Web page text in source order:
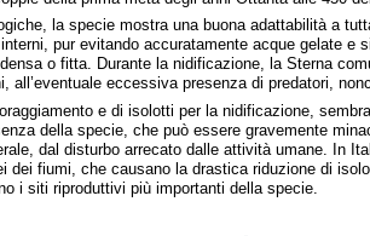
la specie mostra una buona adattabilità a
pur evitando accuratamente acque gelate e
o fitta. Durante la nidificazione, la Sterna
all’eventuale eccessiva presenza di predatori,
e di isolotti per la nidificazione,
della specie, che può essere gravemente
dal disturbo arrecato dalle attività umane. In
dei fiumi, che causano la drastica riduzione di
i siti riproduttivi più importanti della specie.